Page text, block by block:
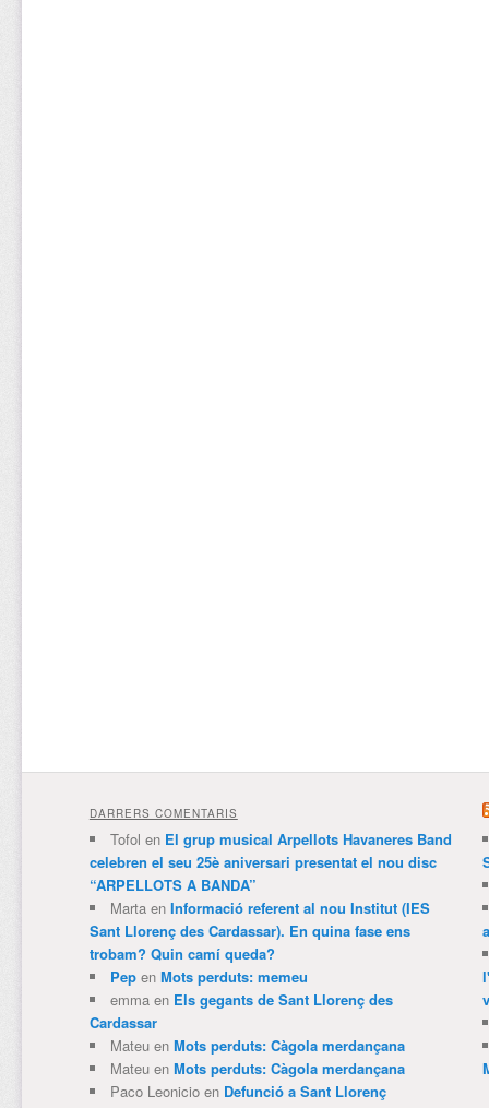
DARRERS COMENTARIS
Tofol en El grup musical Arpellots Havaneres Band
celebren el seu 25è aniversari presentat el nou disc
“ARPELLOTS A BANDA”
Martaen Informació referent al nou Institut (IES
Sant Llorenç des Cardassar). En quina fase ens
trobam? Quin camí queda?
Pepen Mots perduts: memeu
emmaen Els gegants de Sant Llorenç des
Cardassar
Mateuen Mots perduts: Càgola merdançana
Mateuen Mots perduts: Càgola merdançana
Paco Leonicioen Defunció a Sant Llorenç